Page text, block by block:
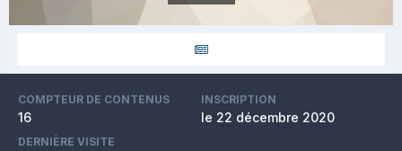
COMPTEUR DE CONTENUS
16
INSCRIPTION
le 22 décembre 2020
DERNIÈRE VISITE